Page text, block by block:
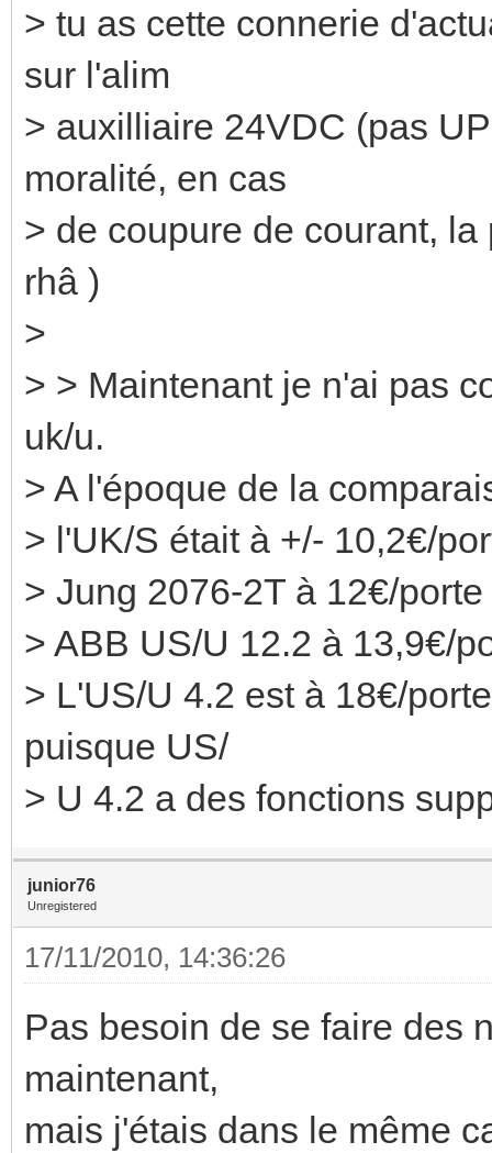
> tu as cette connerie
sur l'alim
> auxilliaire 24VDC (pas
moralité, en cas
> de coupure de courant,
rhâ )
>
> > Maintenant je n'ai pas
uk/u.
> A l'époque de la
> l'UK/S était à +/- 10,2€/
> Jung 2076-2T à 12€/
> ABB US/U 12.2 à 13,9€/
> L'US/U 4.2 est à 18€/
puisque US/
> U 4.2 a des fonctions
junior76
Unregistered
17/11/2010, 14:36:26
Pas besoin de se faire des
maintenant,
mais j'étais dans le même